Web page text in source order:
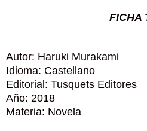
FICHA
Autor: Haruki Murakami
Idioma: Castellano
Editorial: Tusquets Editores
Año: 2018
Materia: Novela